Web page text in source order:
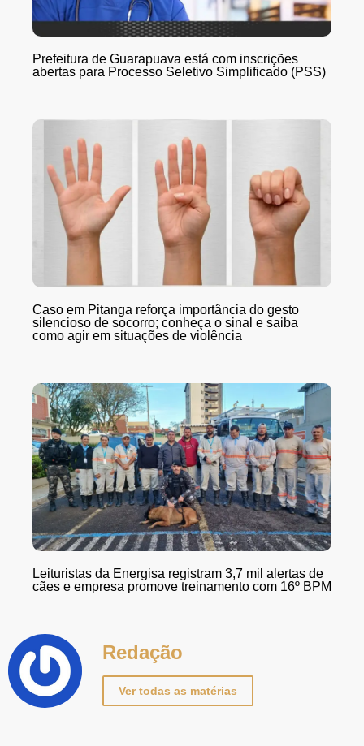
Prefeitura de Guarapuava está com inscrições
abertas para Processo Seletivo Simplificado (PSS)
Caso em Pitanga reforça importância do gesto
silencioso de socorro; conheça o sinal e saiba
como agir em situações de violência
Leituristas da Energisa registram 3,7 mil alertas de
cães e empresa promove treinamento com 16º BPM
Redação
Ver todas as matérias